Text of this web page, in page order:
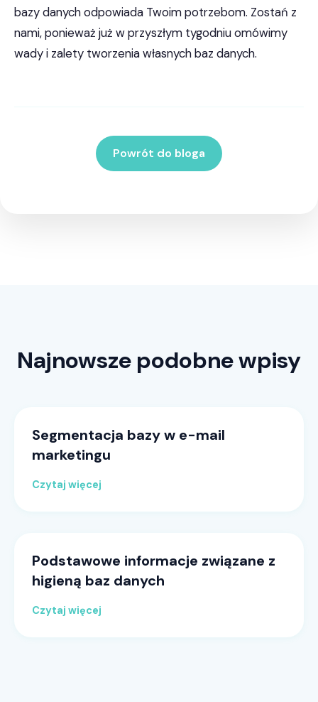
bazy danych odpowiada Twoim potrzebom. Zostań z
nami, ponieważ już w przyszłym tygodniu omówimy
wady i zalety tworzenia własnych baz danych.
Powrót do bloga
Najnowsze podobne wpisy
Segmentacja bazy w e-mail
marketingu
Czytaj więcej
Podstawowe informacje związane z
higieną baz danych
Czytaj więcej